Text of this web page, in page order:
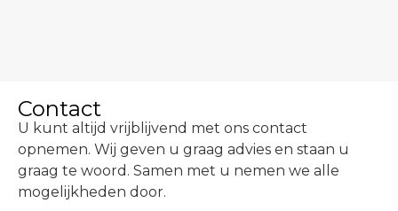
Contact
U kunt altijd vrijblijvend met ons contact
opnemen. Wij geven u graag advies en staan u
graag te woord. Samen met u nemen we alle
mogelijkheden door.